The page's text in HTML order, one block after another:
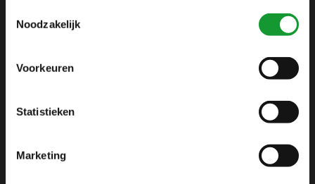
Noodzakelijk
Voorkeuren
Statistieken
Marketing